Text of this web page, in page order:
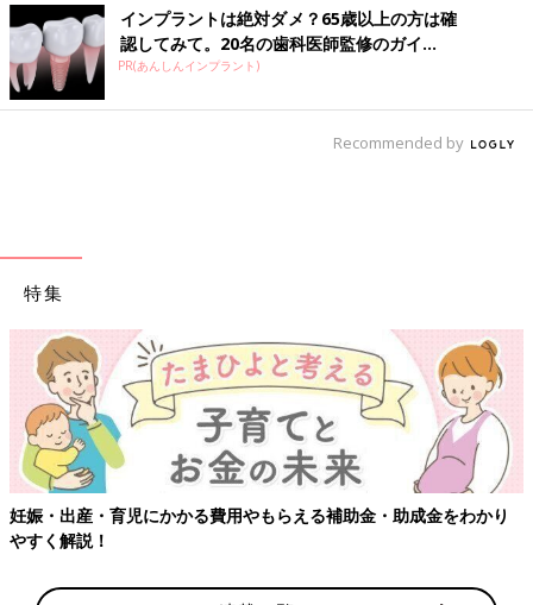
インプラントは絶対ダメ？65歳以上の方は確
認してみて。20名の歯科医師監修のガイ...
PR(あんしんインプラント)
Recommended by
特集
妊娠・出産・育児にかかる費用やもらえる補助金・助成金をわかり
やすく解説！